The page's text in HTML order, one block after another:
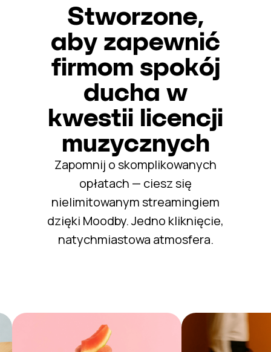
Stworzone,
aby zapewnić
firmom spokój
ducha w
kwestii licencji
muzycznych
Zapomnij o skomplikowanych
opłatach — ciesz się
nielimitowanym streamingiem
dzięki Moodby. Jedno kliknięcie,
natychmiastowa atmosfera.